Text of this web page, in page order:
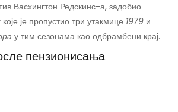
Васхингтон Редскинс-а, задобио
је пропустио три утакмице 1979 и
у тим сезонама као одбрамбени крај.
пензионисања